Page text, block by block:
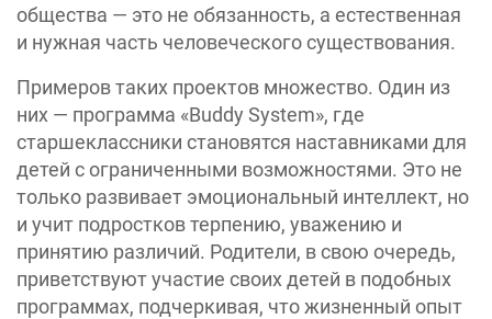
общества — это не обязанность, а естественная
и нужная часть человеческого существования.
Примеров таких проектов множество. Один из
них — программа «Buddy System», где
старшеклассники становятся наставниками для
детей с ограниченными возможностями. Это не
только развивает эмоциональный интеллект, но
и учит подростков терпению, уважению и
принятию различий. Родители, в свою очередь,
приветствуют участие своих детей в подобных
программах, подчеркивая, что жизненный опыт